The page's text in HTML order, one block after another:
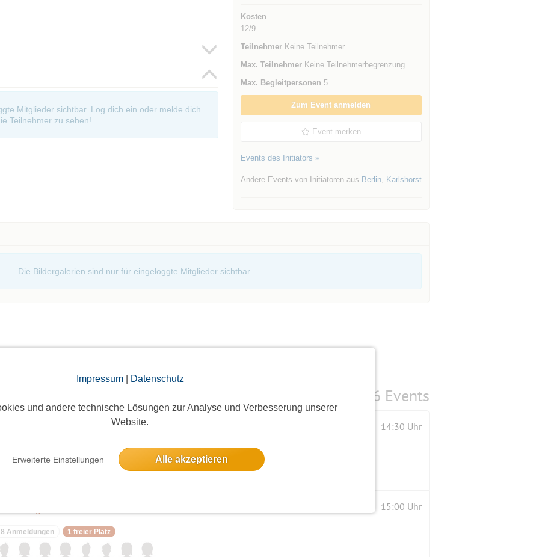
Impressum| Datenschutz
und andere technische Lösungen zur Analyse und Verbesserung unserer
Website.
Erweiterte Einstellungen Alle akzeptieren
Mitglieder sichtbar. Log dich ein oder melde dich
Teilnehmer zu sehen!
Kosten
12/9
TeilnehmerKeine Teilnehmer
Max. TeilnehmerKeine Teilnehmerbegrenzung
Max. Begleitpersonen 5
Zum Event anmelden
Event merken
Events des Initiators »
Andere Events von Initiatoren aus Berlin, Karlshorst
Die Bildergalerien sind nur für eingeloggte Mitglieder sichtbar.
6 Events
Berlin 14:30 Uhr
15:00 Uhr
8 Anmeldungen 1 freier Platz